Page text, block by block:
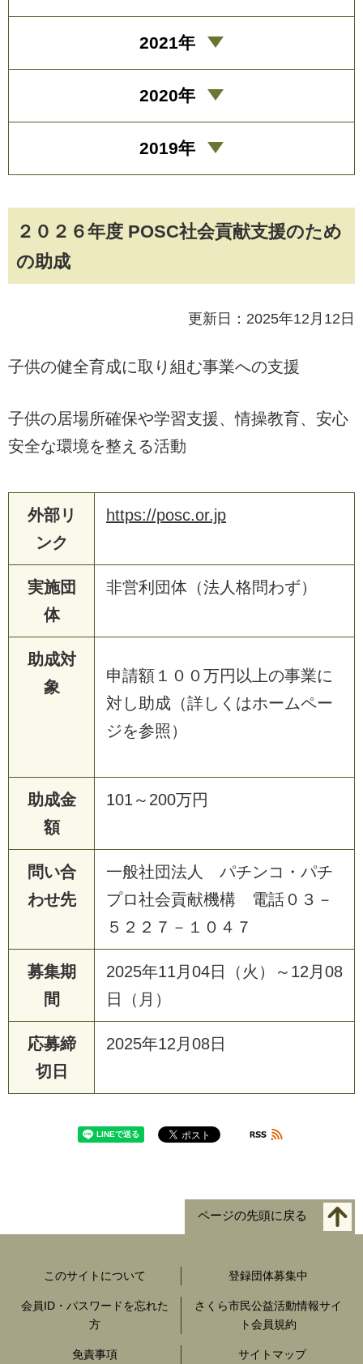
２０２６年度 POSC社会貢献支援のため
の助成
更新日：2025年12月12日
子供の健全育成に取り組む事業への支援
子供の居場所確保や学習支援、情操教育、安心
安全な環境を整える活動
外部リ
ンク
https://posc.or.jp
実施団
体
非営利団体（法人格問わず）
助成対
象
申請額１００万円以上の事業に
対し助成（詳しくはホームペー
ジを参照）
助成金
額
101～200万円
問い合
わせ先
一般社団法人 パチンコ・パチ
プロ社会貢献機構 電話０３－
５２２７－１０４７
募集期
間
2025年11月04日（火）～12月08
日（月）
応募締
切日
2025年12月08日
2021年
2020年
2019年
ページの先頭に戻る
このサイトについて 登録団体募集中
会員ID・パスワードを忘れた
方
さくら市民公益活動情報サイ
ト会員規約
免責事項 サイトマップ